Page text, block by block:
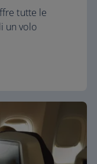
tutte le
un volo